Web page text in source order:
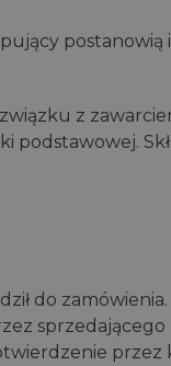
postanowią
z
do
przez